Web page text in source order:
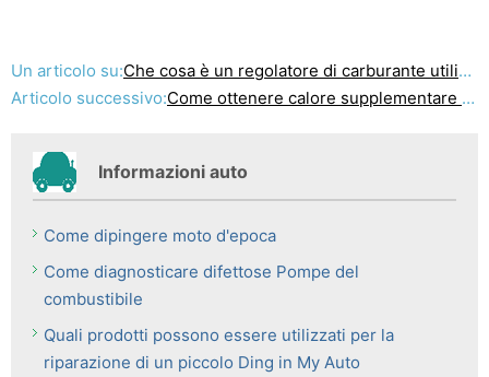
Un articolo su:Che cosa è un regolatore di carburante utilizzato per ?
Articolo successivo:Come ottenere calore supplementare nella parte posteriore della mia auto
Informazioni auto
Come dipingere moto d'epoca
Come diagnosticare difettose Pompe del
combustibile
Quali prodotti possono essere utilizzati per la
riparazione di un piccolo Ding in My Auto